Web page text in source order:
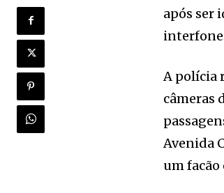
após ser
A polícia
câmeras
Avenida
um facão